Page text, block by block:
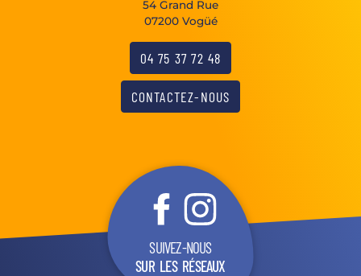
54 Grand Rue
07200 Vogüé
04 75 37 72 48
CONTACTEZ-NOUS
SUIVEZ-NOUS
SUR LES RÉSEAUX